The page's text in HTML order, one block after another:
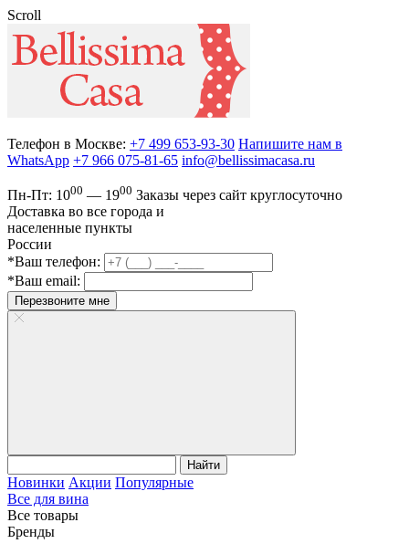
Scroll
Телефон в Москве: +7 499 653-93-30 Напишите нам в
WhatsApp +7 966 075-81-65 info@bellissimacasa.ru
Пн-Пт: 1000 — 1900 Заказы через сайт круглосуточно
Доставка во все города и
населенные пункты
России
*Ваш телефон:
*Ваш email:
Перезвоните мне
Найти
Новинки Акции Популярные
Все для вина
Все товары
Бренды